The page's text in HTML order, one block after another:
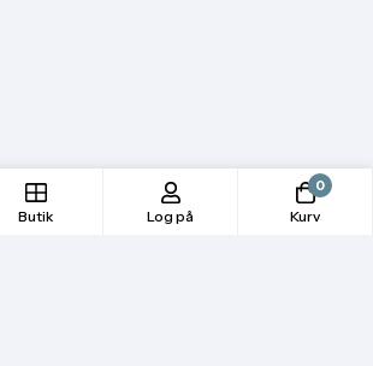
Butik Log på
0
Kurv